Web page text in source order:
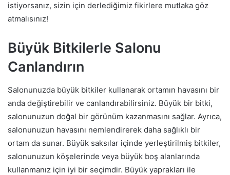
istiyorsanız, sizin için derlediğimiz fikirlere mutlaka göz
atmalısınız!
Büyük Bitkilerle Salonu
Canlandırın
Salonunuzda büyük bitkiler kullanarak ortamın havasını bir
anda değiştirebilir ve canlandırabilirsiniz. Büyük bir bitki,
salonunuzun doğal bir görünüm kazanmasını sağlar. Ayrıca,
salonunuzun havasını nemlendirerek daha sağlıklı bir
ortam da sunar. Büyük saksılar içinde yerleştirilmiş bitkiler,
salonunuzun köşelerinde veya büyük boş alanlarında
kullanmanız için iyi bir seçimdir. Büyük yaprakları ile